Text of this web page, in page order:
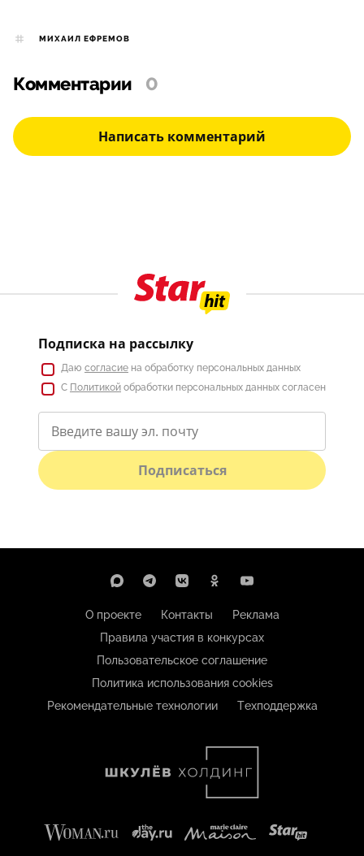
МИХАИЛ ЕФРЕМОВ
Комментарии 0
Написать комментарий
Подписка на рассылку
Даю согласие на обработку персональных данных
С Политикой обработки персональных данных согласен
Подписаться
О проекте Контакты
Реклама
Правила участия в конкурсах
Пользовательское соглашение
Политика использования cookies
Рекомендательные технологии
Техподдержка